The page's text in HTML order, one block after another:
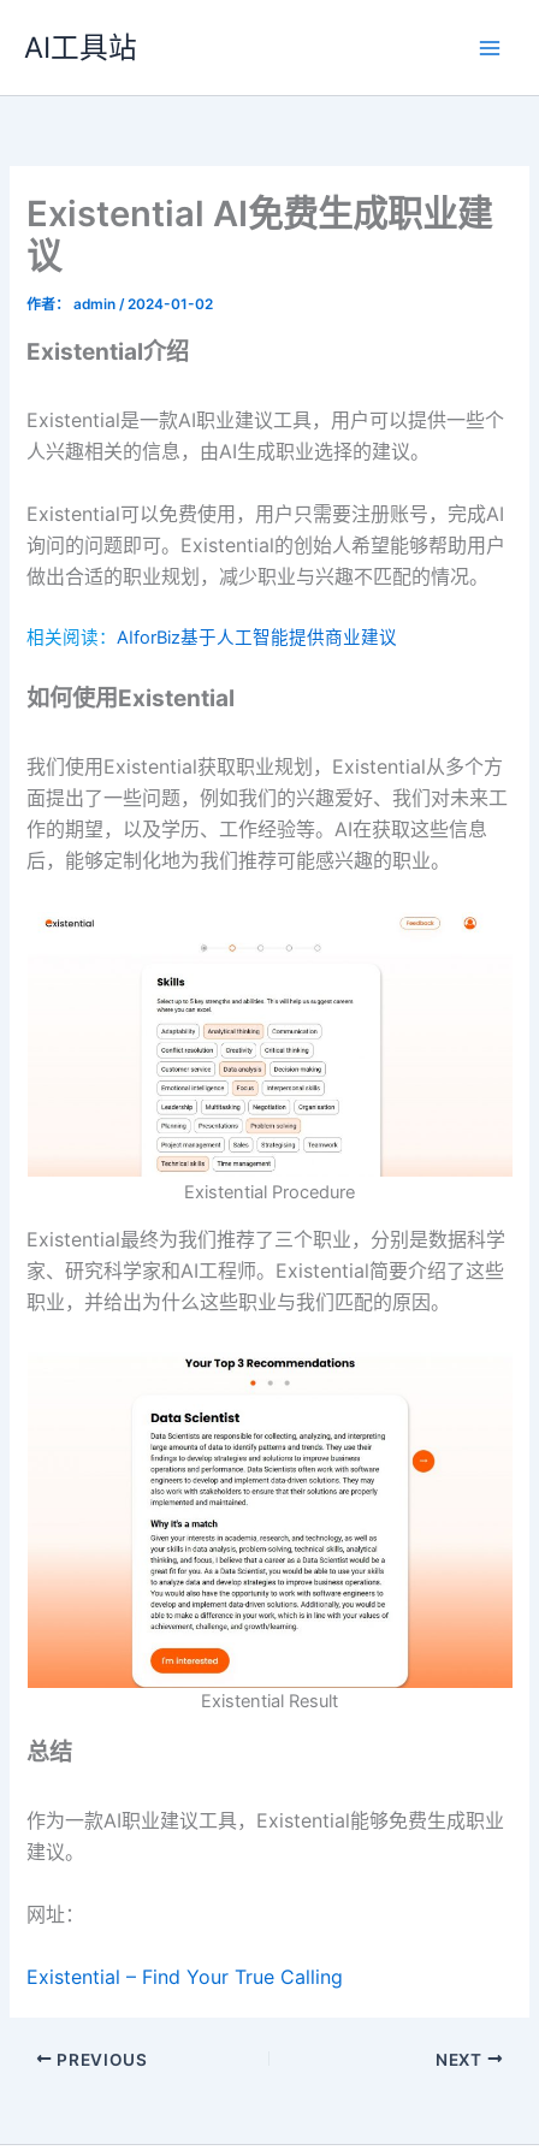
容
AI工具站
Existential AI免费生成职业建
议
作者： admin/2024-01-02
Existential介绍
Existential是一款AI职业建议工具，用户可以提供一些个
人兴趣相关的信息，由AI生成职业选择的建议。
Existential可以免费使用，用户只需要注册账号，完成AI
询问的问题即可。Existential的创始人希望能够帮助用户
做出合适的职业规划，减少职业与兴趣不匹配的情况。
相关阅读：AIforBiz基于人工智能提供商业建议
如何使用Existential
我们使用Existential获取职业规划，Existential从多个方
面提出了一些问题，例如我们的兴趣爱好、我们对未来工
作的期望，以及学历、工作经验等。AI在获取这些信息
后，能够定制化地为我们推荐可能感兴趣的职业。
Existential Procedure
Existential最终为我们推荐了三个职业，分别是数据科学
家、研究科学家和AI工程师。Existential简要介绍了这些
职业，并给出为什么这些职业与我们匹配的原因。
Existential Result
总结
作为一款AI职业建议工具，Existential能够免费生成职业
建议。
网址：
Existential – Find Your True Calling
PREVIOUS NEXT